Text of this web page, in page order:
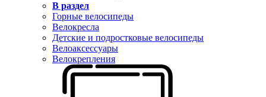
В раздел
Горные велосипеды
Велокресла
Детские и подростковые велосипеды
Велоаксессуары
Велокрепления